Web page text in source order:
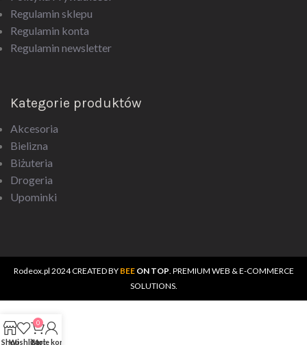
Regulamin sklepu
Regulamin konta
Regulamin newsletter
Kategorie produktów
Akcesoria
Bielizna
Biżuteria
Drogeria
Upominki
Rodeox.pl 2024 CREATED BY BEEON TOP . PREMIUM WEB & E-COMMERCE
SOLUTIONS.
ShopWishlist
0
Cart
Moje konto